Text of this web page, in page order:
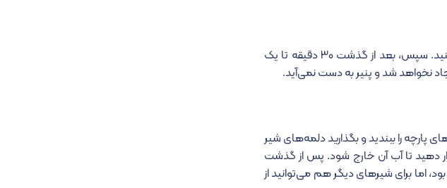
، مایه پنیر را به شیر اضافه کنید و با هم به خوبی مخلوط کنید. سپس، بعد از گذشت ۳۰ دقیقه تا یک
نخواهد شد و پنیر به دست نمی‌آید.
پارچه را ببندید و بگذارید دلمه‌های شیر
دهید تا آب آن خارج شود. پس از گذشت
بود، اما برای شیرهای دیگر هم می‌توانید از